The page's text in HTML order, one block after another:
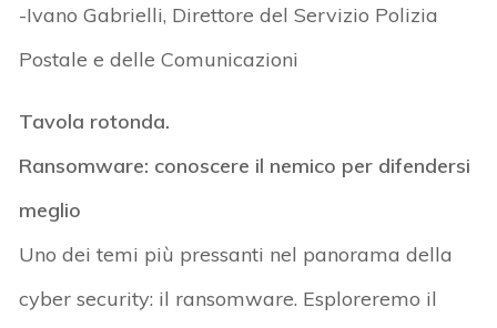
-Ivano Gabrielli, Direttore del Servizio Polizia
Postale e delle Comunicazioni
Tavola rotonda.
Ransomware: conoscere il nemico per difendersi
meglio
Uno dei temi più pressanti nel panorama della
cyber security: il ransomware. Esploreremo il